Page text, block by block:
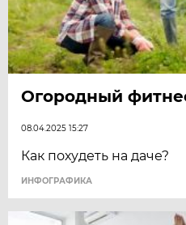
Огородный
08.04.2025 15:27
Как похудеть на даче?
ИНФОГРАФИКА